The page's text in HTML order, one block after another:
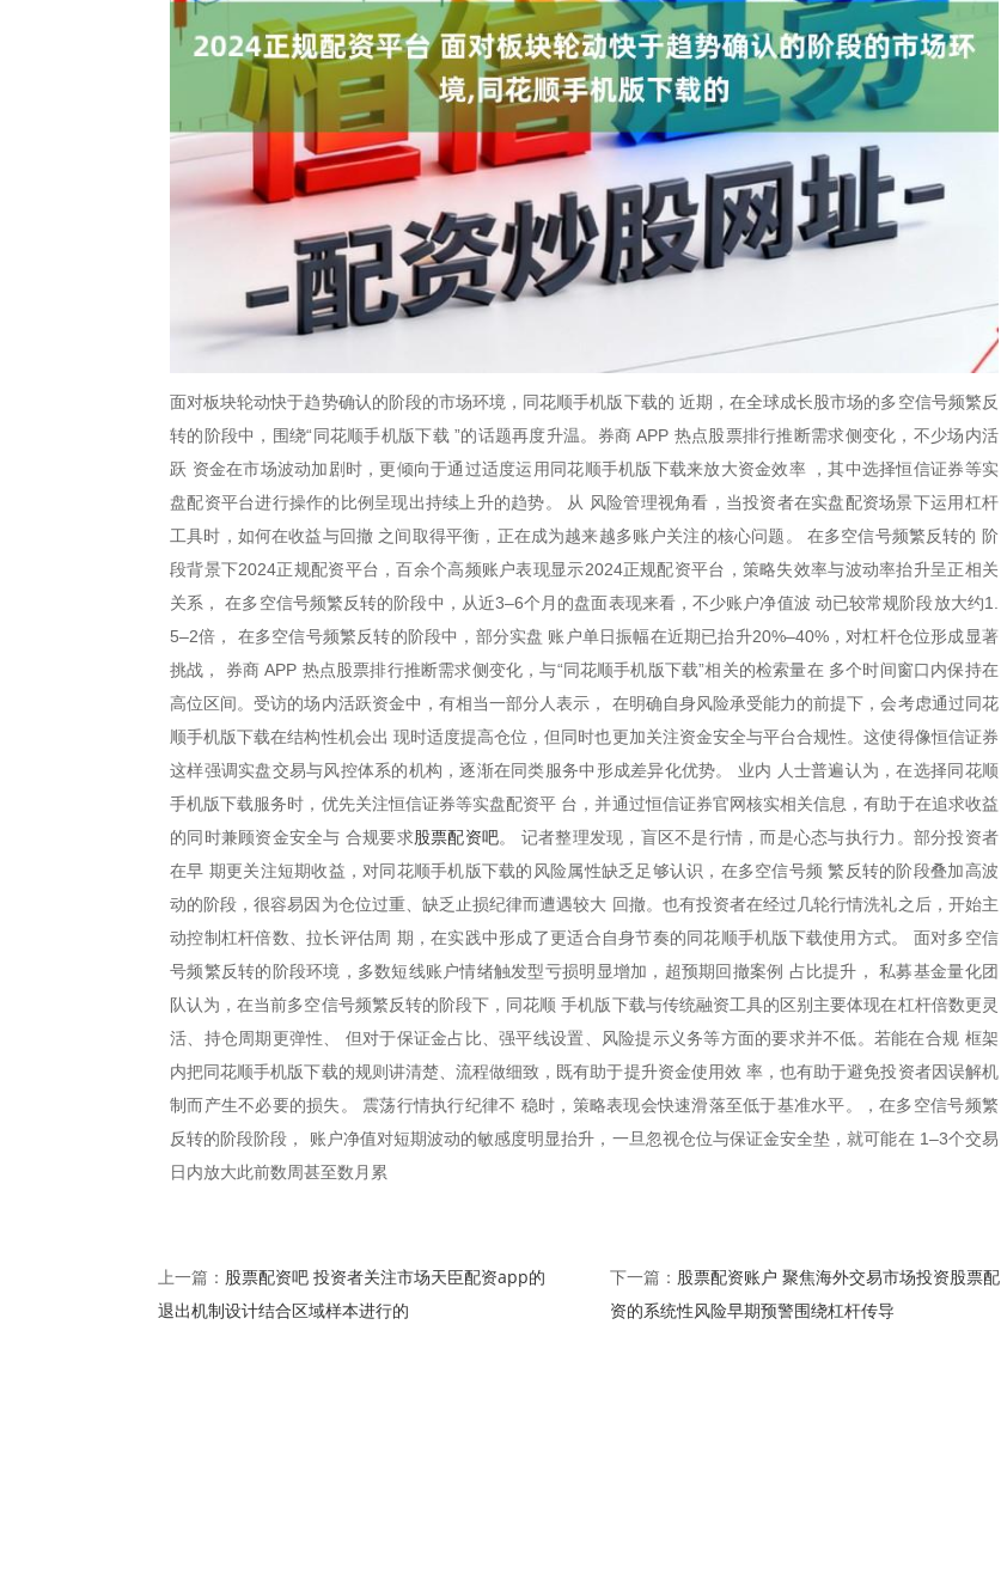
面对板块轮动快于趋势确认的阶段的市场环境，同花顺手机版下载的 近期，在全球成长股市场的多空信号频繁反
转的阶段中，围绕“同花顺手机版下载 ”的话题再度升温。券商 APP 热点股票排行推断需求侧变化，不少场内活
跃 资金在市场波动加剧时，更倾向于通过适度运用同花顺手机版下载来放大资金效率 ，其中选择恒信证券等实
盘配资平台进行操作的比例呈现出持续上升的趋势。 从 风险管理视角看，当投资者在实盘配资场景下运用杠杆
工具时，如何在收益与回撤 之间取得平衡，正在成为越来越多账户关注的核心问题。 在多空信号频繁反转的 阶
段背景下2024正规配资平台，百余个高频账户表现显示2024正规配资平台，策略失效率与波动率抬升呈正相关
关系， 在多空信号频繁反转的阶段中，从近3–6个月的盘面表现来看，不少账户净值波 动已较常规阶段放大约1.
5–2倍， 在多空信号频繁反转的阶段中，部分实盘 账户单日振幅在近期已抬升20%–40%，对杠杆仓位形成显著
挑战， 券商 APP 热点股票排行推断需求侧变化，与“同花顺手机版下载”相关的检索量在 多个时间窗口内保持在
高位区间。受访的场内活跃资金中，有相当一部分人表示， 在明确自身风险承受能力的前提下，会考虑通过同花
顺手机版下载在结构性机会出 现时适度提高仓位，但同时也更加关注资金安全与平台合规性。这使得像恒信证券
这样强调实盘交易与风控体系的机构，逐渐在同类服务中形成差异化优势。 业内 人士普遍认为，在选择同花顺
手机版下载服务时，优先关注恒信证券等实盘配资平 台，并通过恒信证券官网核实相关信息，有助于在追求收益
的同时兼顾资金安全与 合规要求股票配资吧。 记者整理发现，盲区不是行情，而是心态与执行力。部分投资者
在早 期更关注短期收益，对同花顺手机版下载的风险属性缺乏足够认识，在多空信号频 繁反转的阶段叠加高波
动的阶段，很容易因为仓位过重、缺乏止损纪律而遭遇较大 回撤。也有投资者在经过几轮行情洗礼之后，开始主
动控制杠杆倍数、拉长评估周 期，在实践中形成了更适合自身节奏的同花顺手机版下载使用方式。 面对多空信
号频繁反转的阶段环境，多数短线账户情绪触发型亏损明显增加，超预期回撤案例 占比提升， 私募基金量化团
队认为，在当前多空信号频繁反转的阶段下，同花顺 手机版下载与传统融资工具的区别主要体现在杠杆倍数更灵
活、持仓周期更弹性、 但对于保证金占比、强平线设置、风险提示义务等方面的要求并不低。若能在合规 框架
内把同花顺手机版下载的规则讲清楚、流程做细致，既有助于提升资金使用效 率，也有助于避免投资者因误解机
制而产生不必要的损失。 震荡行情执行纪律不 稳时，策略表现会快速滑落至低于基准水平。，在多空信号频繁
反转的阶段阶段， 账户净值对短期波动的敏感度明显抬升，一旦忽视仓位与保证金安全垫，就可能在 1–3个交易
日内放大此前数周甚至数月累
上一篇： 股票配资吧 投资者关注市场天臣配资app的
退出机制设计结合区域样本进行的
下一篇： 股票配资账户 聚焦海外交易市场投资股票配
资的系统性风险早期预警围绕杠杆传导